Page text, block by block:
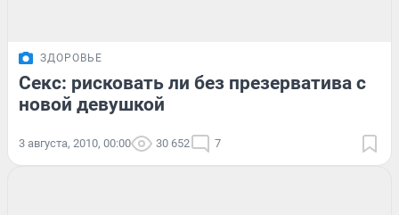
ЗДОРОВЬЕ
Секс: рисковать ли без презерватива с
новой девушкой
3 августа, 2010, 00:00 30 652 7